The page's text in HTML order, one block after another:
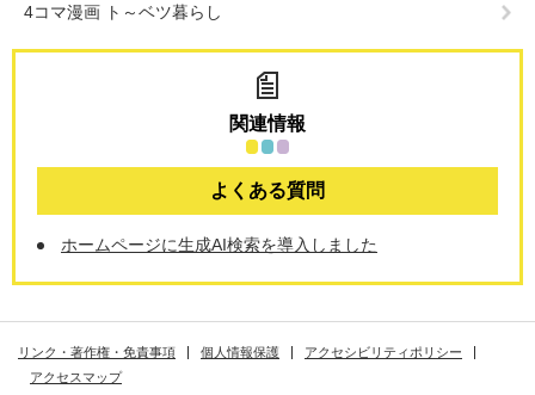
4コマ漫画 ト～ベツ暮らし
関連情報
よくある質問
ホームページに生成AI検索を導入しました
リンク・著作権・免責事項 個人情報保護
アクセシビリティポリシー
アクセスマップ